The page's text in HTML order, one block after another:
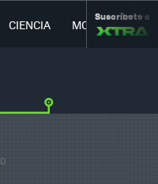
CIENCIA MOVILIDAD
Suscríbete a